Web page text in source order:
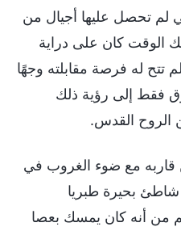
لم تحصل عليها أجيال من
الوقت كان على دراية
تتح له فرصة مقابلته وجهًا
فقط إلى رؤية ذلك
الروح القدس.
مع ضوء الغروب في
بحيرة طبريا
من أنه كان يمسك بعصا